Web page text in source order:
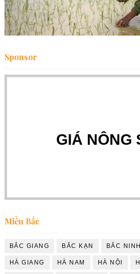
Sponsor
GIÁ NÔNG
Miền Bắc
BẮC GIANG BẮC KẠN BẮC NINH
HÀ GIANG HÀ NAM HÀ NỘI